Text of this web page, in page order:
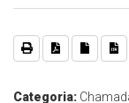
Categoria: